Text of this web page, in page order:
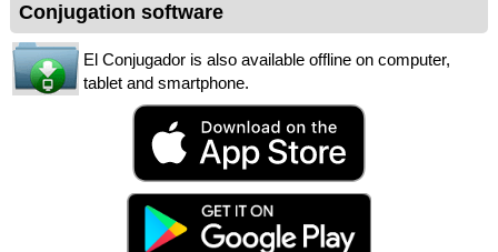
Conjugation software
El Conjugador is also available offline on computer,
tablet and smartphone.